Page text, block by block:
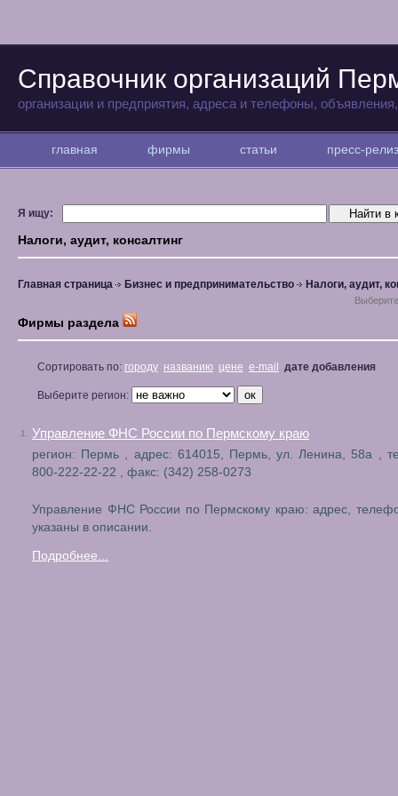
Справочник организаций
организации и предприятия, адреса и телефоны,
главная фирмы статьи пресс-
Я ищу:
Налоги, аудит, консалтинг
Главная страница Бизнес и предпринимательство Налоги, аудит,
Фирмы раздела
Сортировать по: городу названию цене e-mail дате добавления
Выберите регион:
1. Управление ФНС России по Пермскому краю
регион: Пермь , адрес: 614015, Пермь, ул. Ленина, 58а ,
800-222-22-22 , факс: (342) 258-0273
Управление ФНС России по Пермскому краю: адрес,
указаны в описании.
Подробнее...